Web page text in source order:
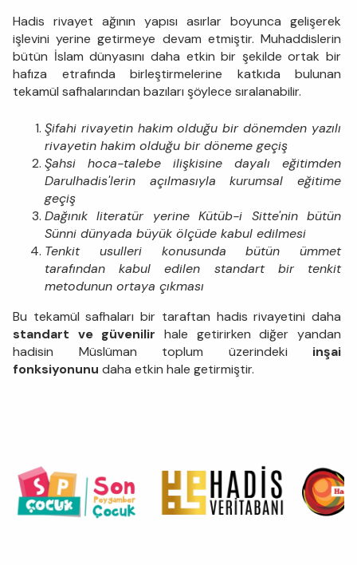
Hadis rivayet ağının yapısı asırlar boyunca gelişerek
işlevini yerine getirmeye devam etmiştir. Muhaddislerin
bütün İslam dünyasını daha etkin bir şekilde ortak bir
hafıza etrafında birleştirmelerine katkıda bulunan
tekamül safhalarından bazıları şöylece sıralanabilir.
Şifahi rivayetin hakim olduğu bir dönemden yazılı
rivayetin hakim olduğu bir döneme geçiş
Şahsi hoca-talebe ilişkisine dayalı eğitimden
Darulhadis'lerin açılmasıyla kurumsal eğitime
geçiş
Dağınık literatür yerine Kütüb-i Sitte'nin bütün
Sünni dünyada büyük ölçüde kabul edilmesi
Tenkit usulleri konusunda bütün ümmet
tarafından kabul edilen standart bir tenkit
metodunun ortaya çıkması
Bu tekamül safhaları bir taraftan hadis rivayetini daha
standart ve güvenilir hale getirirken diğer yandan
hadisin Müslüman toplum üzerindeki inşai
fonksiyonunu daha etkin hale getirmiştir.